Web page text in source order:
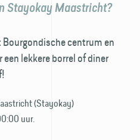
Stayokay Maastricht?
centrum en
lekkere borrel of diner
(Stayokay)
uur.